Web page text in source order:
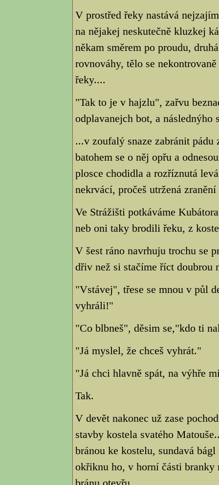
V prostřed řeky nastává
na nějakej neskutečně kluzkej
někam směrem po proudu,
rovnováhy, tělo se
řeky....
"Tak to je v hajzlu", zařvu
odplavanejch bot, a následnýho
...v zoufalý snaze zabránit
batohem se o něj opřu a
plosce chodidla a rozříznutá
nekrvácí, pročeš utržená
Ve Strážišti potkáváme
neb oni taky brodili řeku, z
V šest ráno navrhuju trochu se
dřiv než si stačíme říct doubrou
"Vstávej", třese se mnou v půl
vyhráli!"
"Co blbneš", děsim se,"kdo ti
"Já myslel, že chceš vyhrát."
"Já chci hlavně spát, na výhře
Tak.
V devět nakonec už zase
stavby kostela svatého
bránou ke kostelu, sundavá
okřiknu ho, v horní části branky